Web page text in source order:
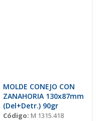
MOLDE CONEJO CON
ZANAHORIA 130x87mm
(Del+Detr.) 90gr
Código: M 1315.418